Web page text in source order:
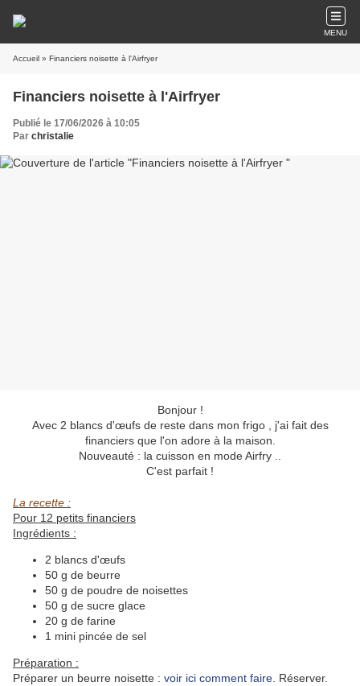
MENU
Accueil » Financiers noisette à l'Airfryer
Financiers noisette à l'Airfryer
Publié le 17/06/2026 à 10:05
Par christalie
Bonjour !
Avec 2 blancs d'œufs de reste dans mon frigo , j'ai fait des
financiers que l'on adore à la maison.
Nouveauté : la cuisson en mode Airfry ..
C'est parfait !
La recette :
Pour 12 petits financiers
Ingrédients :
2 blancs d'œufs
50 g de beurre
50 g de poudre de noisettes
50 g de sucre glace
20 g de farine
1 mini pincée de sel
Préparation :
Préparer un beurre noisette : voir ici comment faire . Réserver.